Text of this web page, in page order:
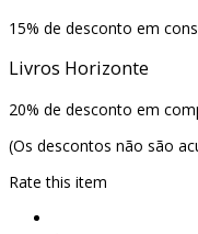
15% de desconto em
Livros Horizonte
20% de desconto em
(Os descontos não são
Rate this item